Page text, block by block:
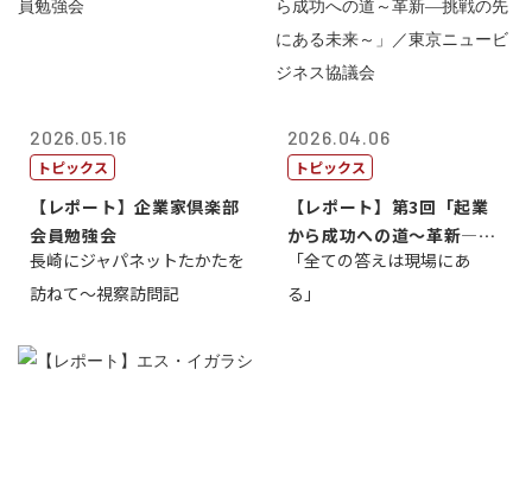
2026.05.16
トピックス
【レポート】企業家倶楽部
会員勉強会
長崎にジャパネットたかたを
訪ねて～視察訪問記
2026.04.06
トピックス
【レポート】第3回「起業
から成功への道～革新―挑
戦の先にある...
「全ての答えは現場にあ
る」